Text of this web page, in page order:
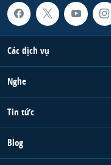
Các dịch vụ
Nghe
Tin tức
Blog